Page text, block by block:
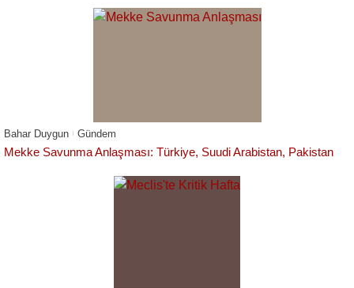
Bahar Duygun Gündem
Mekke Savunma Anlaşması: Türkiye, Suudi Arabistan, Pakistan